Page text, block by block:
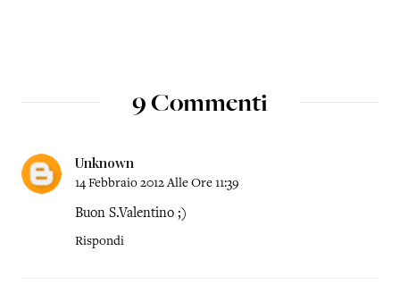
9 Commenti
Unknown
14 Febbraio 2012 Alle Ore 11:39
Buon S.Valentino ;)
Rispondi